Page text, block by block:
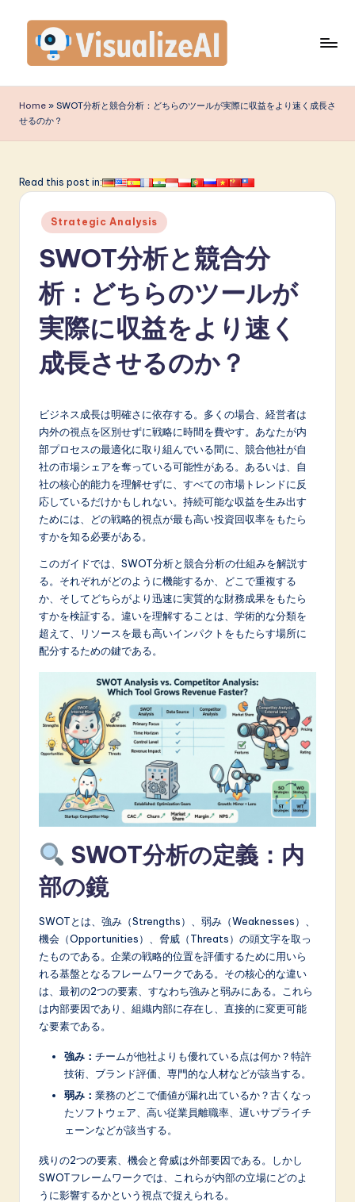
content
is
u
li
A
p
w
ti
Home » SWOT分析と競合分析：どちらのツールが実際に収益をより速く成長さ
せるのか？
Read this post in:
Posted
in
Strategic Analysis
SWOT分析と競合分
析：どちらのツールが
実際に収益をより速く
成長させるのか？
ビジネス成長は明確さに依存する。多くの場合、経営者は
内外の視点を区別せずに戦略に時間を費やす。あなたが内
部プロセスの最適化に取り組んでいる間に、競合他社が自
社の市場シェアを奪っている可能性がある。あるいは、自
社の核心的能力を理解せずに、すべての市場トレンドに反
応しているだけかもしれない。持続可能な収益を生み出す
ためには、どの戦略的視点が最も高い投資回収率をもたら
すかを知る必要がある。
このガイドでは、SWOT分析と競合分析の仕組みを解説す
る。それぞれがどのように機能するか、どこで重複する
か、そしてどちらがより迅速に実質的な財務成果をもたら
すかを検証する。違いを理解することは、学術的な分類を
超えて、リソースを最も高いインパクトをもたらす場所に
配分するための鍵である。
SWOT分析の定義：内
部の鏡
SWOTとは、強み（Strengths）、弱み（Weaknesses）、
機会（Opportunities）、脅威（Threats）の頭文字を取っ
たものである。企業の戦略的位置を評価するために用いら
れる基盤となるフレームワークである。その核心的な違い
は、最初の2つの要素、すなわち強みと弱みにある。これら
は内部要因であり、組織内部に存在し、直接的に変更可能
な要素である。
強み： チームが他社よりも優れている点は何か？特許
技術、ブランド評価、専門的な人材などが該当する。
弱み： 業務のどこで価値が漏れ出ているか？古くなっ
たソフトウェア、高い従業員離職率、遅いサプライチ
ェーンなどが該当する。
残りの2つの要素、機会と脅威は外部要因である。しかし
SWOTフレームワークでは、これらが内部の立場にどのよ
うに影響するかという視点で捉えられる。